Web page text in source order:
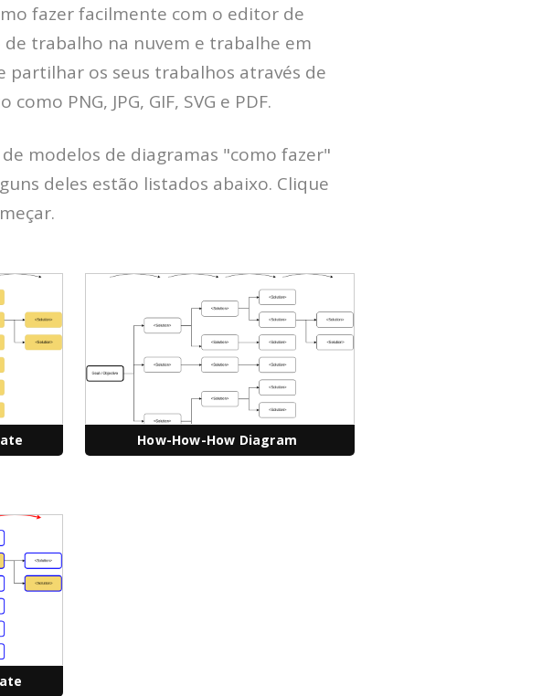
fazer facilmente com o editor de
trabalho na nuvem e trabalhe em
partilhar os seus trabalhos através de
PNG, JPG, GIF, SVG e PDF.
modelos de diagramas "como fazer"
deles estão listados abaixo. Clique
How-How-How Diagram